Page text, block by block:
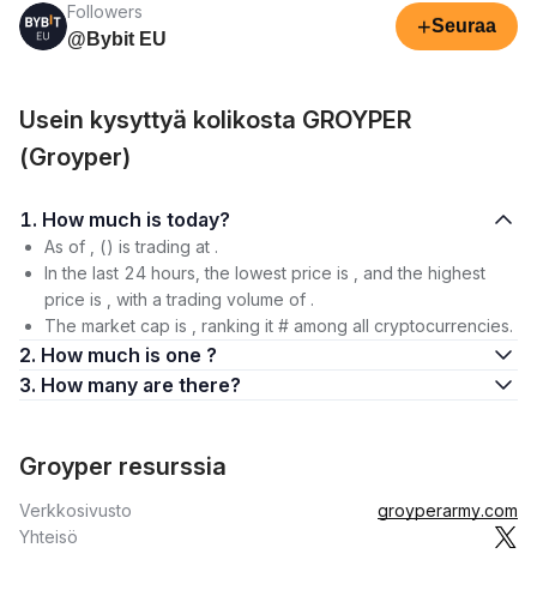
Followers
@Bybit EU
+Seuraa
Usein kysyttyä kolikosta GROYPER
(Groyper)
1. How much is today?
As of , () is trading at .
In the last 24 hours, the lowest price is , and the highest
price is , with a trading volume of .
The market cap is , ranking it # among all cryptocurrencies.
2. How much is one ?
3. How many are there?
Groyper resurssia
Verkkosivusto
groyperarmy.com
Yhteisö